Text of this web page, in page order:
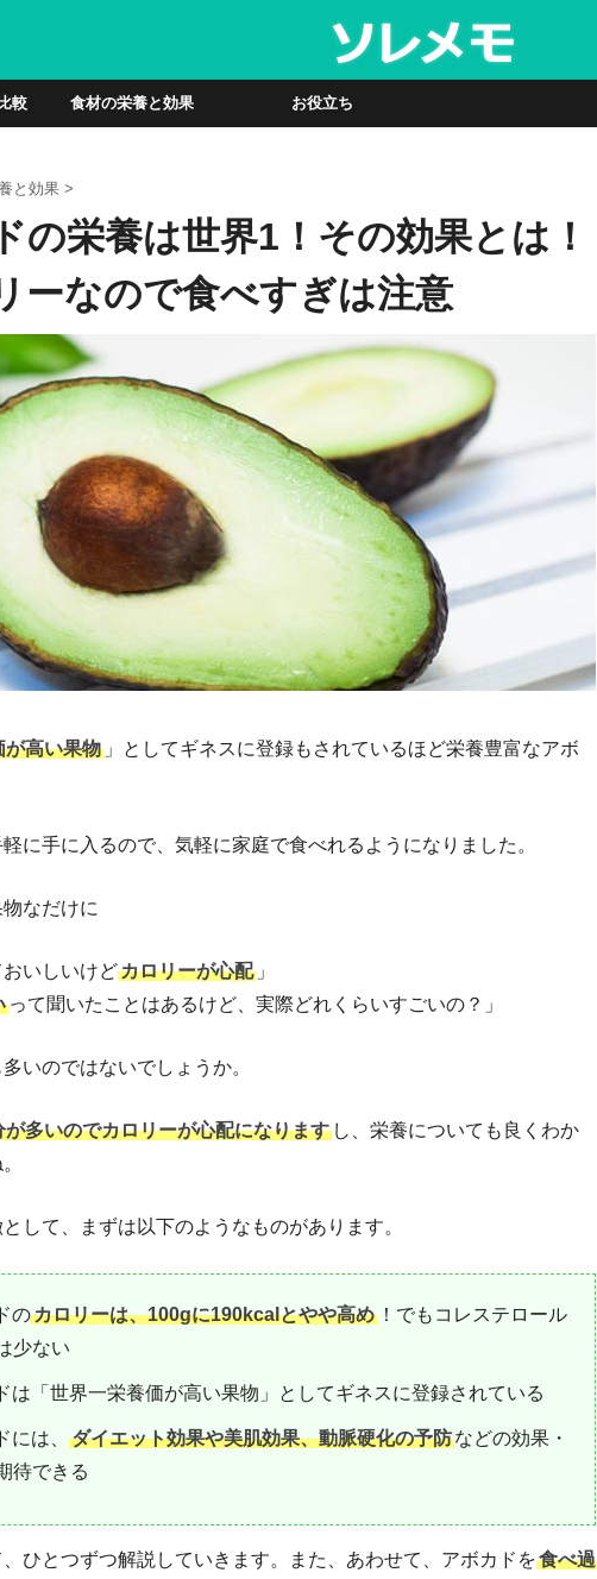
較 食材の栄養と効果 お役立ち
と効果 >
の栄養は世界1！その効果とは！
ーなので食べすぎは注意
が高い果物 」としてギネスに登録もされているほど栄養豊富なアボ
に手に入るので、気軽に家庭で食べれるようになりました。
なだけに
おいしいけどカロリーが心配 」
って聞いたことはあるけど、実際どれくらいすごいの？」
いのではないでしょうか。
が多いのでカロリーが心配になります し、栄養についても良くわか
して、まずは以下のようなものがあります。
のカロリーは、100gに190kcalとやや高め ！でもコレステロール
少ない
は「世界一栄養価が高い果物」としてギネスに登録されている
には、 ダイエット効果や美肌効果、動脈硬化の予防などの効果・
待できる
ひとつずつ解説していきます。また、あわせて、アボカドを食べ過